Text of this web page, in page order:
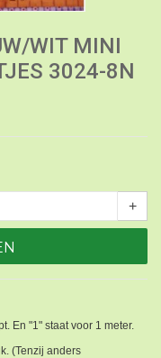
WIT MINI
3024-8N
+
En "1" staat voor 1 meter.
(Tenzij anders